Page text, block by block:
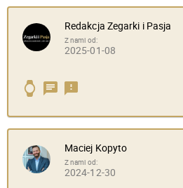
Redakcja Zegarki i Pasja
Z nami od:
2025-01-08
Maciej Kopyto
Z nami od:
2024-12-30